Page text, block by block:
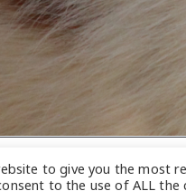
Copyright © 2026
to give you the most
to the use of ALL